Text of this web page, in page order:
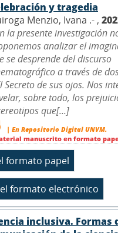
y tragedia
Menzio, Ivana .- ,
la presente investigación
analizar el
se desprende del discurso
a través de
Secreto de sus ojos. Nos
sobre todo, los
que[...]
| En Repositorio Digital UNVM.
manuscrito en formato
inclusiva. Formas